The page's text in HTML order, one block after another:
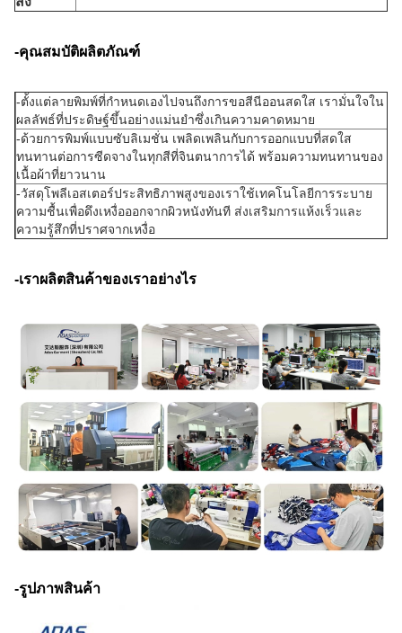
-คุณสมบัติผลิตภัณฑ์
-ตั้งแต่ลายพิมพ์ที่กำหนดเองไปจนถึงการขอสีนีออนสดใส เรามั่นใจใน
ผลลัพธ์ที่ประดิษฐ์ขึ้นอย่างแม่นยำซึ่งเกินความคาดหมาย
-ด้วยการพิมพ์แบบซับลิเมชั่น เพลิดเพลินกับการออกแบบที่สดใส
ทนทานต่อการซีดจางในทุกสีที่จินตนาการได้ พร้อมความทนทานของ
เนื้อผ้าที่ยาวนาน
-วัสดุโพลีเอสเตอร์ประสิทธิภาพสูงของเราใช้เทคโนโลยีการระบาย
ความชื้นเพื่อดึงเหงื่อออกจากผิวหนังทันที ส่งเสริมการแห้งเร็วและ
ความรู้สึกที่ปราศจากเหงื่อ
-เราผลิตสินค้าของเราอย่างไร
-รูปภาพสินค้า